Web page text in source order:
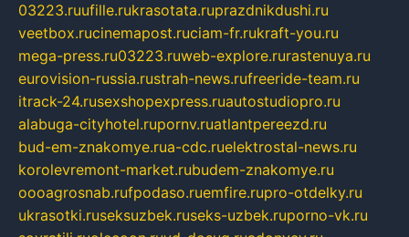
03223.ruufille.rukrasotata.ruprazdnikdushi.ru
veetbox.rucinemapost.ruciam-fr.rukraft-you.ru
mega-press.ru03223.ruweb-explore.rurastenuya.ru
eurovision-russia.rustrah-news.rufreeride-team.ru
itrack-24.rusexshopexpress.ruautostudiopro.ru
alabuga-cityhotel.rupornv.ruatlantpereezd.ru
bud-em-znakomye.rua-cdc.ruelektrostal-news.ru
korolevremont-market.rubudem-znakomye.ru
oooagrosnab.rufpodaso.ruemfire.rupro-otdelky.ru
ukrasotki.ruseksuzbek.ruseks-uzbek.ruporno-vk.ru